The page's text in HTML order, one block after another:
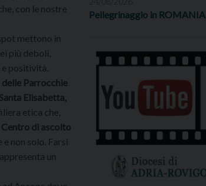
con le nostre
mettono in
più deboli,
positività.
delle Parrocchie
Elisabetta,
etica che,
Centro di ascolto
non solo. Farsi
un
Pellegrinaggio in ROMANIA